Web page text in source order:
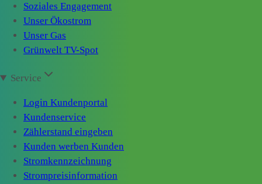
Soziales Engagement
Unser Ökostrom
Unser Gas
Grünwelt TV-Spot
Service
Login Kundenportal
Kundenservice
Zählerstand eingeben
Kunden werben Kunden
Stromkennzeichnung
Strompreisinformation